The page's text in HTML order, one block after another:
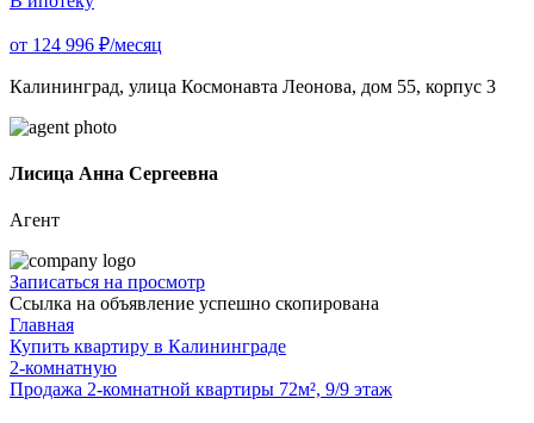
от 124 996 ₽/месяц
Калининград, улица Космонавта Леонова, дом 55, корпус 3
Лисица Анна Сергеевна
Агент
Записаться на просмотр
Ссылка на объявление успешно скопирована
Главная
Купить квартиру в Калининграде
2-комнатную
Продажа 2-комнатной квартиры 72м², 9/9 этаж